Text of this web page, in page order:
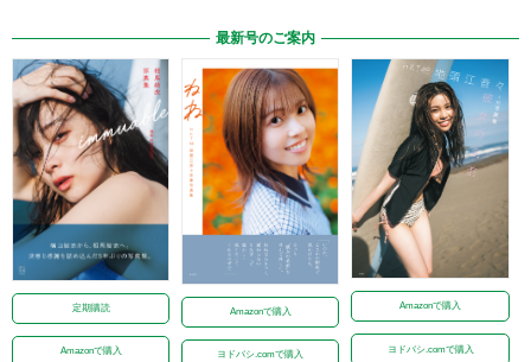
最新号のご案内
定期購読
Amazonで購入
Amazonで購入
ヨドバシ.comで購入
Amazonで購入
ヨドバシ.comで購入